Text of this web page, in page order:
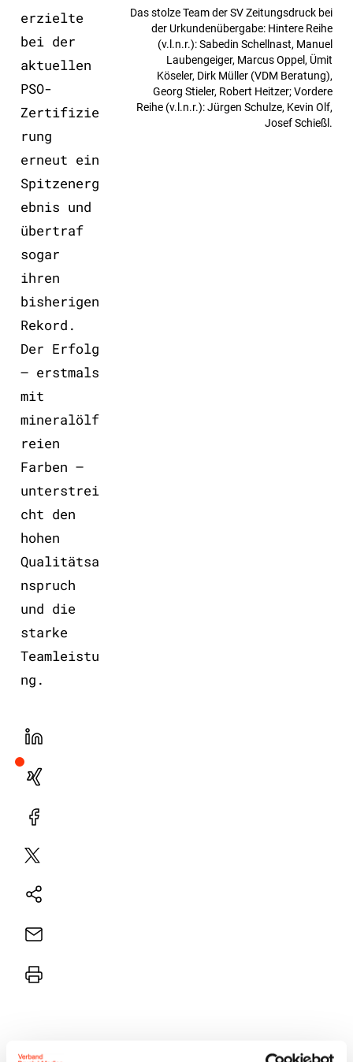
erzielte
bei der
aktuellen
PSO-
Zertifizie
rung
erneut ein
Spitzenerg
ebnis und
übertraf
sogar
ihren
bisherigen
Rekord.
Der Erfolg
– erstmals
mit
mineralölf
reien
Farben –
unterstrei
cht den
hohen
Qualitätsa
nspruch
und die
starke
Teamleistu
ng.
LinekdIn
Xing
Facebook
Plattform
Natives
E-
Drucker
Das stolze Team der SV Zeitungsdruck bei
der Urkundenübergabe: Hintere Reihe
(v.l.n.r.): Sabedin Schellnast, Manuel
Laubengeiger, Marcus Oppel, Ümit
Köseler, Dirk Müller (VDM Beratung),
Georg Stieler, Robert Heitzer; Vordere
Reihe (v.l.n.r.): Jürgen Schulze, Kevin Olf,
Josef Schießl.
Die Süddeutscher Verlag Zeitungsdruck GmbH (SV